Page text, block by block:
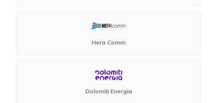
Hera Comm
Dolomiti Energia